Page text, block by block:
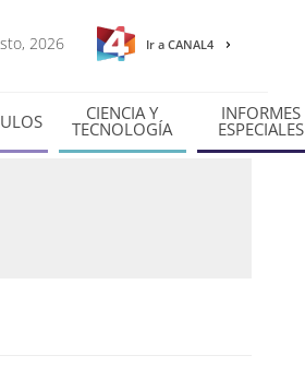
2026 Ir a CANAL4
CIENCIA Y
TECNOLOGÍA
INFORMES
ESPECIALES